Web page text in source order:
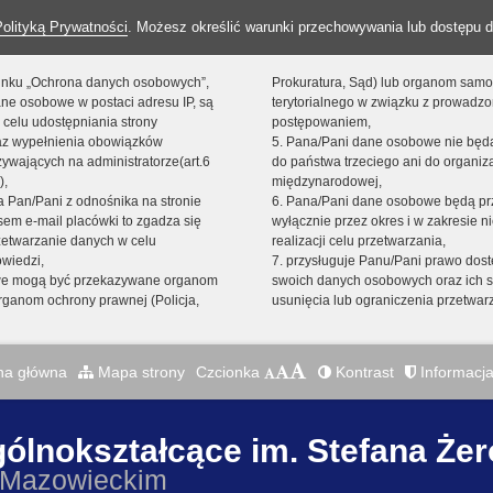
Prywatności. Możesz określić warunki przechowywania lub dostępu
„Ochrona danych osobowych”,
osobowe w postaci adresu IP, są
udostępniania strony
wypełnienia obowiązków
na administratorze(art.6
Pan/Pani z odnośnika na stronie
e-mail placówki to zgadza się
danych w celu
mogą być przekazywane organom
ochrony prawnej (Policja,
Prokuratura, Sąd) lub organom
terytorialnego w związku z
postępowaniem,
5. Pana/Pani dane osobowe nie
do państwa trzeciego ani do
międzynarodowej,
6. Pana/Pani dane osobowe będą
wyłącznie przez okres i w zakresie
realizacji celu przetwarzania,
7. przysługuje Panu/Pani prawo
swoich danych osobowych oraz ich
usunięcia lub ograniczenia
główna Mapa strony Czcionka Kontrast
im. Stefana